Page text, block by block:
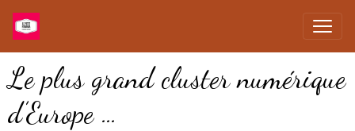
Le plus grand cluster numérique
d’Europe …